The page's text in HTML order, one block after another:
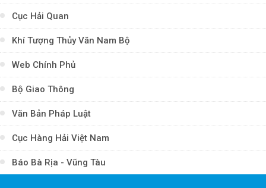
Cục Hải Quan
Khí Tượng Thủy Văn Nam Bộ
Web Chính Phủ
Bộ Giao Thông
Văn Bản Pháp Luật
Cục Hàng Hải Việt Nam
Báo Bà Rịa - Vũng Tàu